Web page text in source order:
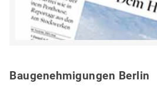
Baugenehmigungen Berlin